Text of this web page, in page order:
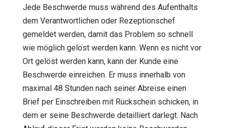
Jede Beschwerde muss während des Aufenthalts
dem Verantwortlichen oder Rezeptionschef
gemeldet werden, damit das Problem so schnell
wie möglich gelöst werden kann. Wenn es nicht vor
Ort gelöst werden kann, kann der Kunde eine
Beschwerde einreichen. Er muss innerhalb von
maximal 48 Stunden nach seiner Abreise einen
Brief per Einschreiben mit Rückschein schicken, in
dem er seine Beschwerde detailliert darlegt. Nach